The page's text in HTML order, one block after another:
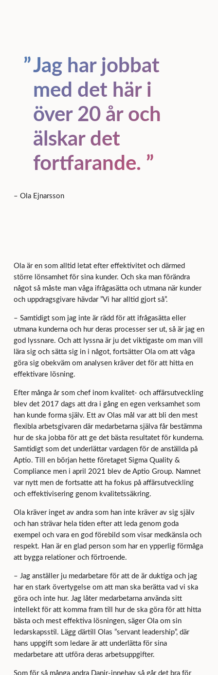
Jag har jobbat
med det här i
över 20 år och
älskar det
fortfarande.
– Ola Ejnarsson
Ola är en som alltid letat efter effektivitet och därmed
större lönsamhet för sina kunder. Och ska man förändra
något så måste man våga ifrågasätta och utmana när kunder
och uppdragsgivare hävdar ”Vi har alltid gjort så”.
– Samtidigt som jag inte är rädd för att ifrågasätta eller
utmana kunderna och hur deras processer ser ut, så är jag en
god lyssnare. Och att lyssna är ju det viktigaste om man vill
lära sig och sätta sig in i något, fortsätter Ola om att våga
göra sig obekväm om analysen kräver det för att hitta en
effektivare lösning.
Efter många år som chef inom kvalitet- och affärsutveckling
blev det 2017 dags att dra i gång en egen verksamhet som
han kunde forma själv. Ett av Olas mål var att bli den mest
flexibla arbetsgivaren där medarbetarna själva får bestämma
hur de ska jobba för att ge det bästa resultatet för kunderna.
Samtidigt som det underlättar vardagen för de anställda på
Aptio. Till en början hette företaget Sigma Quality &
Compliance men i april 2021 blev de Aptio Group. Namnet
var nytt men de fortsatte att ha fokus på affärsutveckling
och effektivisering genom kvalitetssäkring.
Ola kräver inget av andra som han inte kräver av sig själv
och han strävar hela tiden efter att leda genom goda
exempel och vara en god förebild som visar medkänsla och
respekt. Han är en glad person som har en ypperlig förmåga
att bygga relationer och förtroende.
– Jag anställer ju medarbetare för att de är duktiga och jag
har en stark övertygelse om att man ska berätta vad vi ska
göra och inte hur. Jag låter medarbetarna använda sitt
intellekt för att komma fram till hur de ska göra för att hitta
bästa och mest effektiva lösningen, säger Ola om sin
ledarskapsstil. Lägg därtill Olas ”servant leadership”, där
hans uppgift som ledare är att underlätta för sina
medarbetare att utföra deras arbetsuppgifter.
Som för så många andra Danir-innehav så går det bra för